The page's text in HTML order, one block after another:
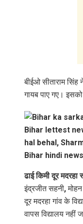
बीईओ सीताराम सिंह
गायब पाए गए।
ढाई किमी दूर
इंद्रजीत सहनी,
दूर मदरहा गांव के
वापस विद्यालय नहीं